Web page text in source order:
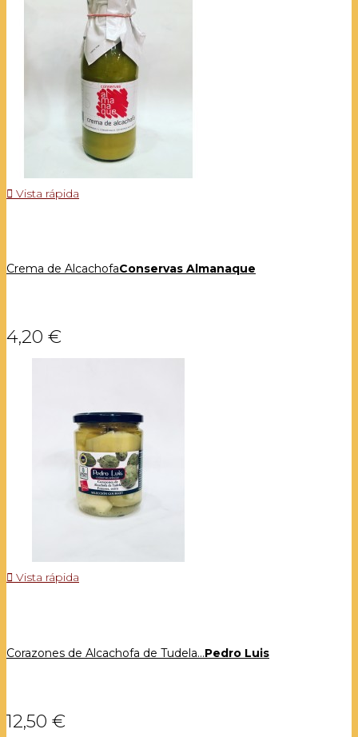
 Vista rápida
Crema de AlcachofaConservas Almanaque
4,20 €
 Vista rápida
Corazones de Alcachofa de Tudela...Pedro Luis
12,50 €